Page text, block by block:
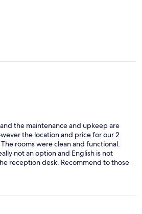
the maintenance and upkeep are
the location and price for our 2
rooms were clean and functional.
not an option and English is not
reception desk. Recommend to those
place to stay in a good location if your